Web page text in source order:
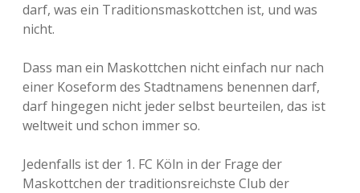
darf, was ein Traditionsmaskottchen ist, und was
nicht.
Dass man ein Maskottchen nicht einfach nur nach
einer Koseform des Stadtnamens benennen darf,
darf hingegen nicht jeder selbst beurteilen, das ist
weltweit und schon immer so.
Jedenfalls ist der 1. FC Köln in der Frage der
Maskottchen der traditionsreichste Club der